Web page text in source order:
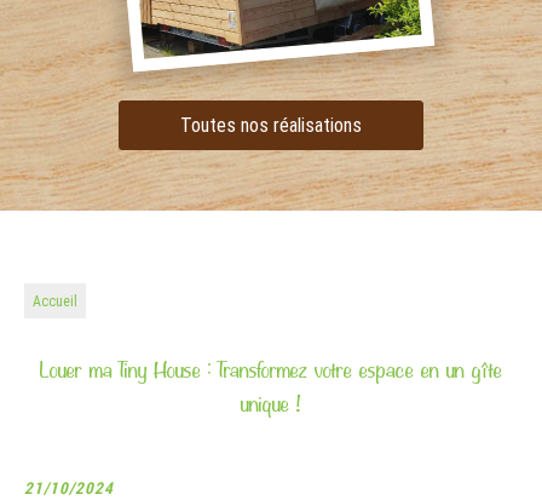
Toutes nos réalisations
Accueil
Louer ma Tiny House : Transformez votre espace en un gîte
unique !
21/10/2024